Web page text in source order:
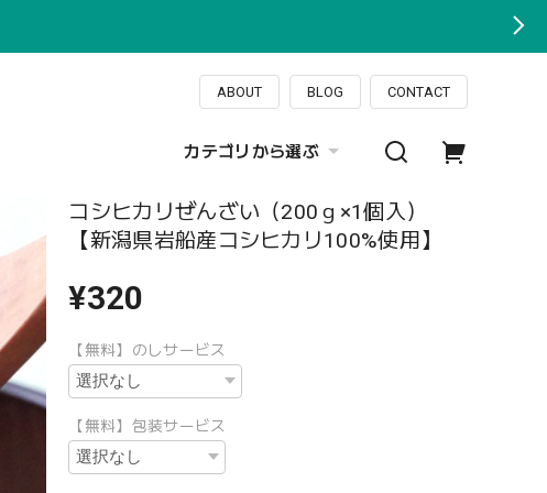
ABOUT BLOG CONTACT
カテゴリから選ぶ
コシヒカリぜんざい（200ｇ×1個入）
【新潟県岩船産コシヒカリ100%使用】
¥320
【無料】のしサービス
【無料】包装サービス